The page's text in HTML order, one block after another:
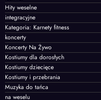
Hity weselne
integracyjne
Kategoria: Karnety fitness
koncerty
Koncerty Na Żywo
Kostiumy dla dorosłych
Kostiumy dziecięce
Kostiumy i przebrania
Muzyka do tańca
na weselu